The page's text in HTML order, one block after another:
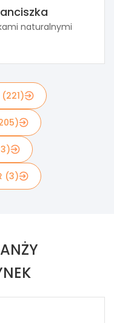
naturalnymi
(221)
(3)